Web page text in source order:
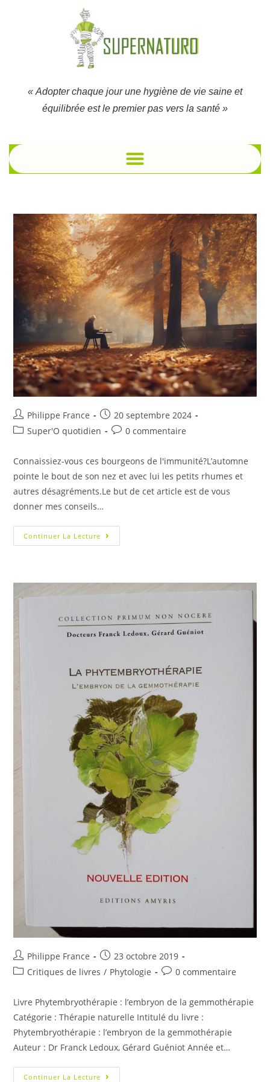
« Adopter chaque jour une hygiène de vie saine et
équilibrée est le premier pas vers la santé »
Philippe France
20 septembre 2024
Super'O quotidien
0 commentaire
Connaissiez-vous ces bourgeons de l'immunité?L’automne
pointe le bout de son nez et avec lui les petits rhumes et
autres désagréments.Le but de cet article est de vous
donner mes conseils…
Continuer La Lecture
Philippe France
23 octobre 2019
Critiques de livres / Phytologie 0 commentaire
Livre Phytembryothérapie : l’embryon de la gemmothérapie
Catégorie : Thérapie naturelle Intitulé du livre :
Phytembryothérapie : l’embryon de la gemmothérapie
Auteur : Dr Franck Ledoux, Gérard Guéniot Année et…
Continuer La Lecture